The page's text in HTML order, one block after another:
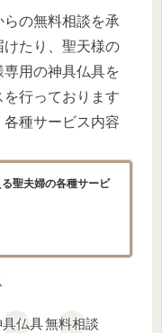
の無料相談を承
けたり、聖天様の
用の神具仏具を
行っております
種サービス内容
聖夫婦の各種サービ
具仏具無料相談